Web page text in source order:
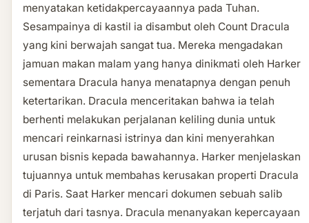
menyatakan ketidakpercayaannya pada Tuhan.
Sesampainya di kastil ia disambut oleh Count Dracula
yang kini berwajah sangat tua. Mereka mengadakan
jamuan makan malam yang hanya dinikmati oleh Harker
sementara Dracula hanya menatapnya dengan penuh
ketertarikan. Dracula menceritakan bahwa ia telah
berhenti melakukan perjalanan keliling dunia untuk
mencari reinkarnasi istrinya dan kini menyerahkan
urusan bisnis kepada bawahannya. Harker menjelaskan
tujuannya untuk membahas kerusakan properti Dracula
di Paris. Saat Harker mencari dokumen sebuah salib
terjatuh dari tasnya. Dracula menanyakan kepercayaan